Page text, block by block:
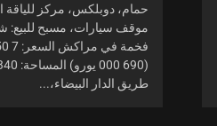
موقف سيارات، مسبح للبيع:
طريق الدار البيضاء،...